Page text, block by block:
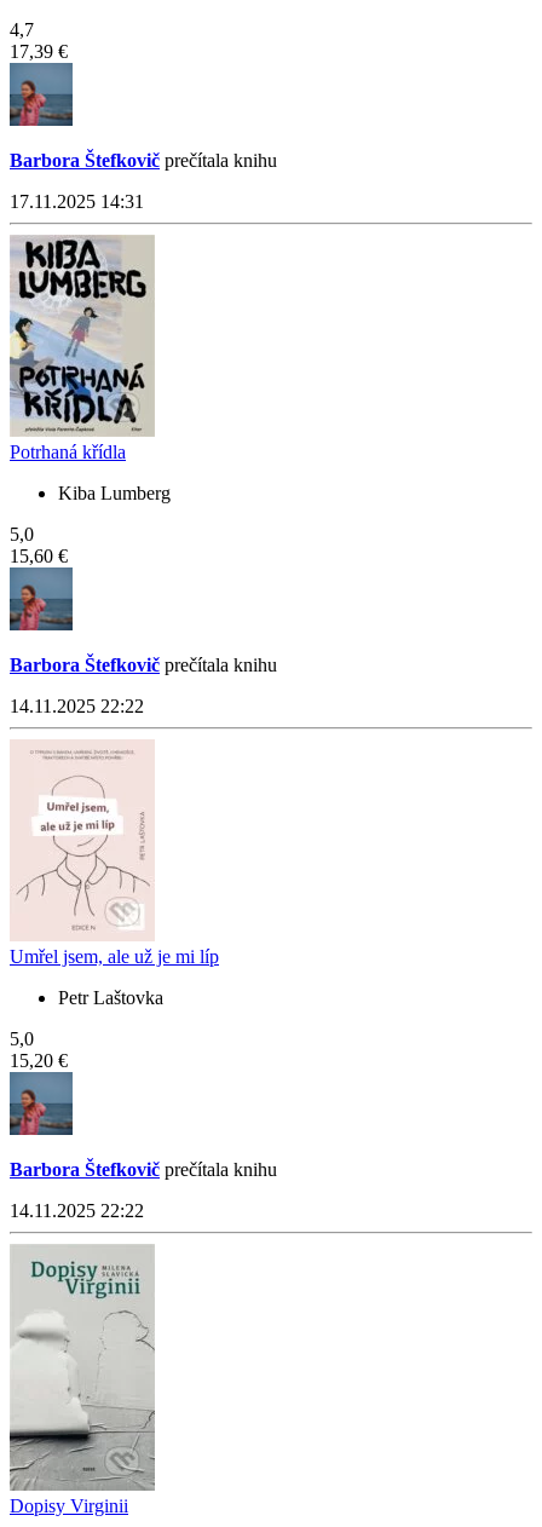
4,7
17,39 €
Barbora Štefkovič prečítala knihu
17.11.2025 14:31
Potrhaná křídla
Kiba Lumberg
5,0
15,60 €
Barbora Štefkovič prečítala knihu
14.11.2025 22:22
Umřel jsem, ale už je mi líp
Petr Laštovka
5,0
15,20 €
Barbora Štefkovič prečítala knihu
14.11.2025 22:22
Dopisy Virginii